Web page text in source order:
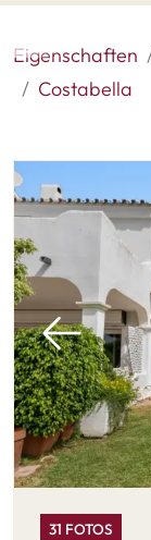
Eigenschaften
Costabella
31 FOTOS